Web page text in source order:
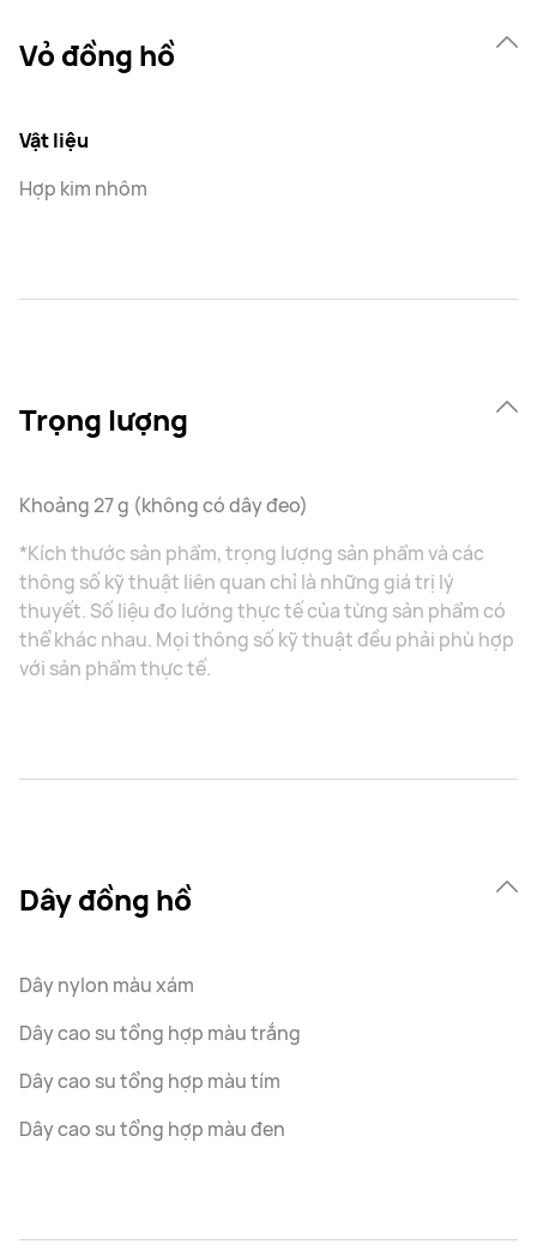
Vỏ đồng hồ
Vật liệu
Hợp kim nhôm
Trọng lượng
Khoảng 27 g (không có dây đeo)
*Kích thước sản phẩm, trọng lượng sản phẩm và các
thông số kỹ thuật liên quan chỉ là những giá trị lý
thuyết. Số liệu đo lường thực tế của từng sản phẩm có
thể khác nhau. Mọi thông số kỹ thuật đều phải phù hợp
với sản phẩm thực tế.
Dây đồng hồ
Dây nylon màu xám
Dây cao su tổng hợp màu trắng
Dây cao su tổng hợp màu tím
Dây cao su tổng hợp màu đen